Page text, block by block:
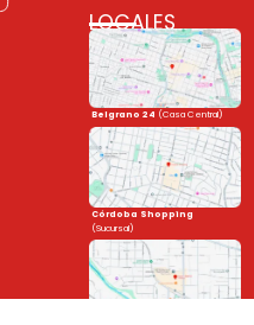
LOCALES
Belgrano 24 (Casa Central)
Córdoba Shopping
(Sucursal)